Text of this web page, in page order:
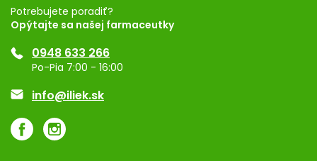
Registrácia
Ponuka pre firmy
Značky
Potrebujete poradiť?
Opýtajte sa našej farmaceutky
0948 633 266
Po-Pia 7:00 - 16:00
info@iliek.sk